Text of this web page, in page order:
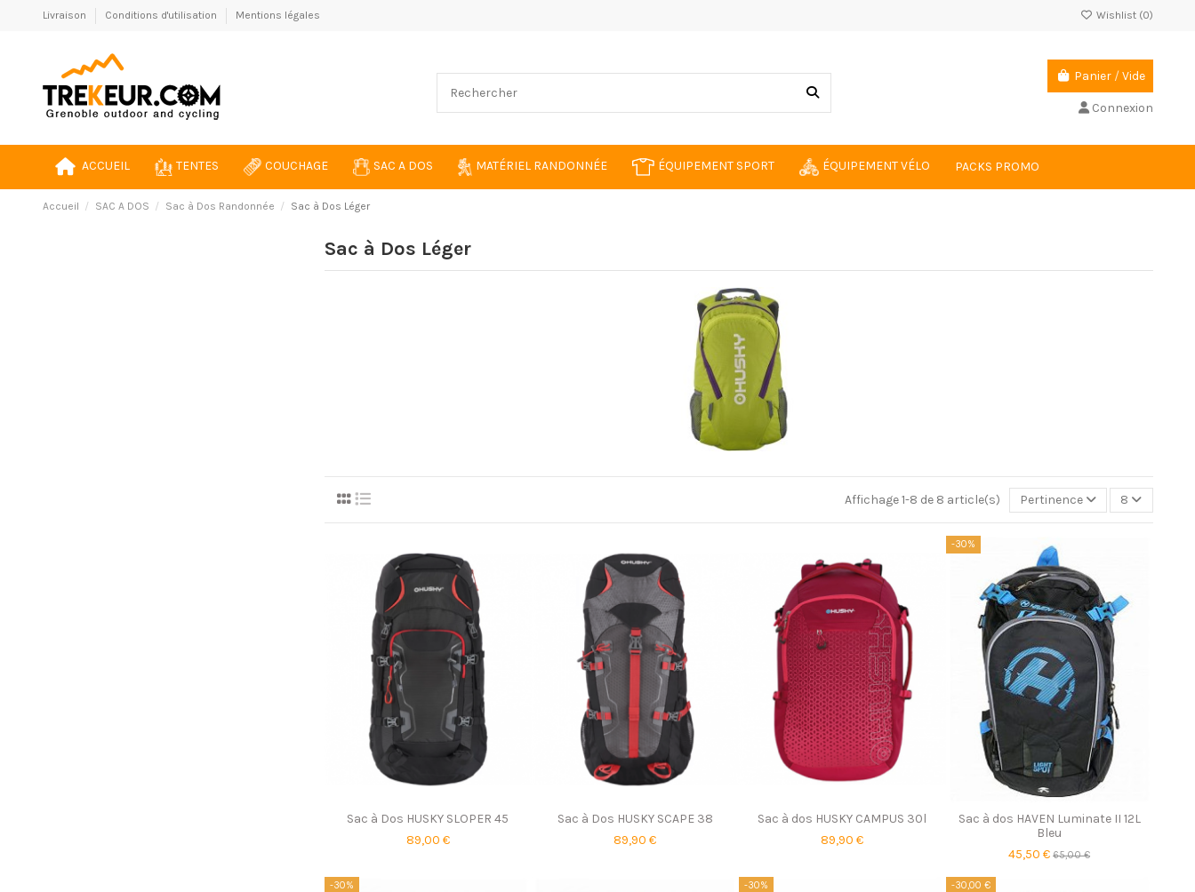
Livraison Conditions d'utilisation Mentions légales Wishlist (0)
Panier /Vide
Connexion
ACCUEIL TENTES COUCHAGE SAC A DOS MATÉRIEL RANDONNÉE ÉQUIPEMENT SPORT ÉQUIPEMENT VÉLO PACKS PROMO
Accueil SAC A DOS Sac à Dos Randonnée Sac à Dos Léger
Sac à Dos Léger
Affichage 1-8 de 8 article(s) Pertinence 8
Sac à Dos HUSKY SLOPER 45
89,00 €
Sac à Dos HUSKY SCAPE 38
89,90 €
Sac à dos HUSKY CAMPUS 30l
89,90 €
-30%
Sac à dos HAVEN Luminate II 12L
Bleu
45,50 €65,00 €
-30% -30% -30,00 €